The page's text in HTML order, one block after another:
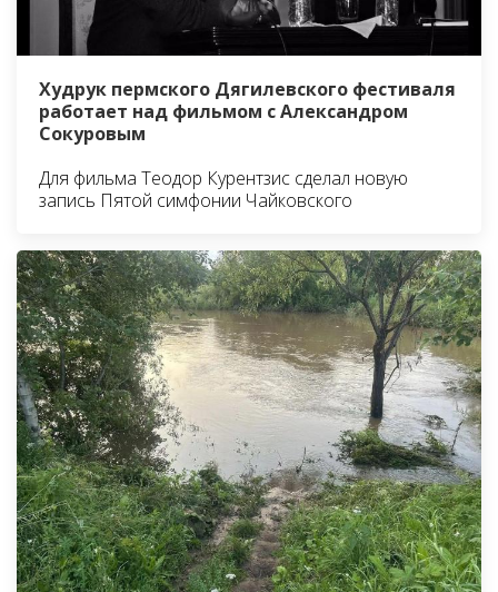
Худрук пермского Дягилевского фестиваля
работает над фильмом с Александром
Сокуровым
Для фильма Теодор Курентзис сделал новую
запись Пятой симфонии Чайковского